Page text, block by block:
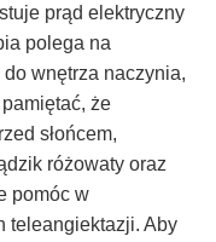
prąd elektryczny
polega na
wnętrza naczynia,
że
słońcem,
różowaty oraz
pomóc w
teleangiektazji. Aby